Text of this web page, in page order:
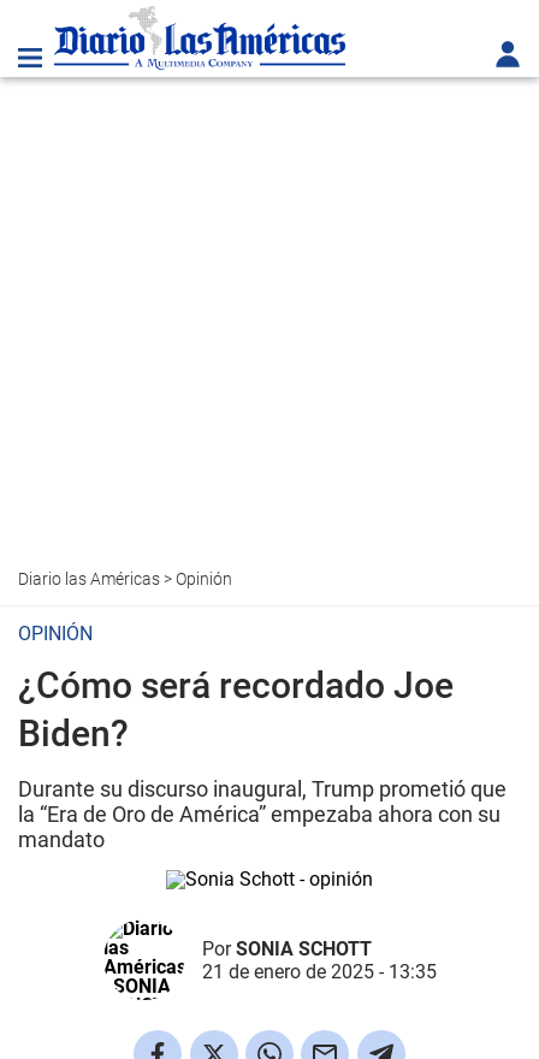
Diario las Américas>Opinión
OPINIÓN
¿Cómo será recordado Joe
Biden?
Durante su discurso inaugural, Trump prometió que
la “Era de Oro de América” empezaba ahora con su
mandato
PorSONIA SCHOTT
21 de enero de 2025 - 13:35